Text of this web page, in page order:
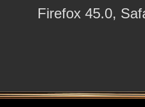
Firefox 45.0,